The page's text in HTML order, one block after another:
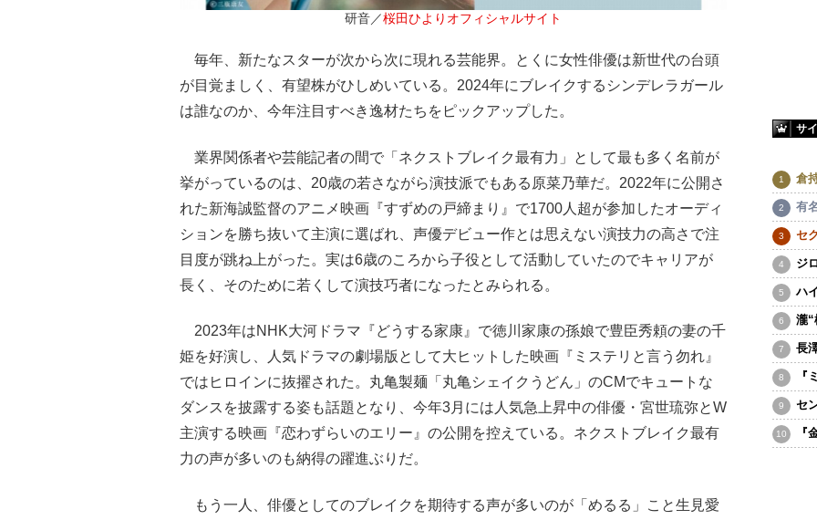
研音／桜田ひよりオフィシャルサイト
毎年、新たなスターが次から次に現れる芸能界。とくに女性俳優は新世代の台頭
が目覚ましく、有望株がひしめいている。2024年にブレイクするシンデレラガール
は誰なのか、今年注目すべき逸材たちをピックアップした。
業界関係者や芸能記者の間で「ネクストブレイク最有力」として最も多く名前が
挙がっているのは、20歳の若さながら演技派でもある原菜乃華だ。2022年に公開さ
れた新海誠監督のアニメ映画『すずめの戸締まり』で1700人超が参加したオーディ
ションを勝ち抜いて主演に選ばれ、声優デビュー作とは思えない演技力の高さで注
目度が跳ね上がった。実は6歳のころから子役として活動していたのでキャリアが
長く、そのために若くして演技巧者になったとみられる。
2023年はNHK大河ドラマ『どうする家康』で徳川家康の孫娘で豊臣秀頼の妻の千
姫を好演し、人気ドラマの劇場版として大ヒットした映画『ミステリと言う勿れ』
ではヒロインに抜擢された。丸亀製麺「丸亀シェイクうどん」のCMでキュートな
ダンスを披露する姿も話題となり、今年3月には人気急上昇中の俳優・宮世琉弥とW
主演する映画『恋わずらいのエリー』の公開を控えている。ネクストブレイク最有
力の声が多いのも納得の躍進ぶりだ。
もう一人、俳優としてのブレイクを期待する声が多いのが「めるる」こと生見愛
サ
倉
有
セ
ジ
ハ
瀧“
長
『
セ
『